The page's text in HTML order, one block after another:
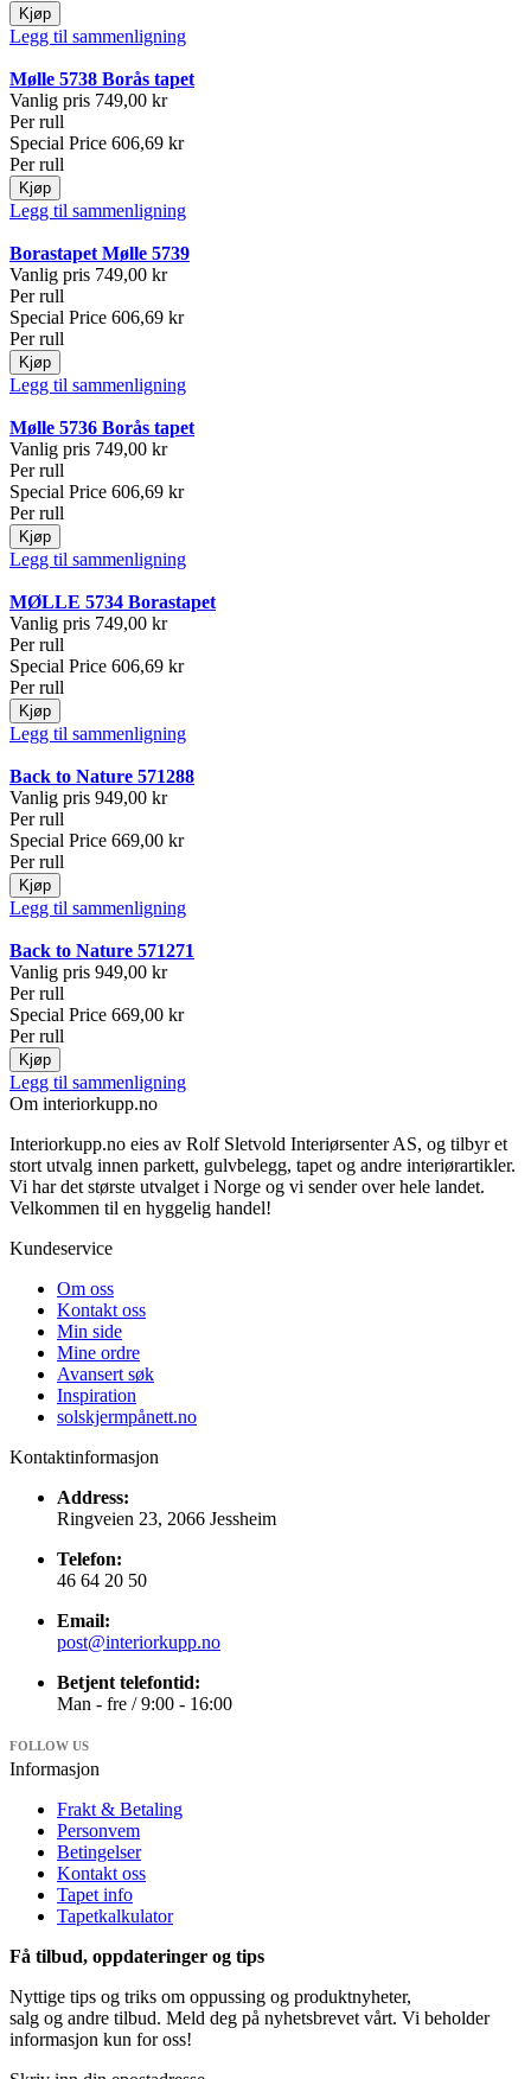
Kjøp
Legg til sammenligning
Mølle 5738 Borås tapet
Vanlig pris 749,00 kr
Per rull
Special Price 606,69 kr
Per rull
Kjøp
Legg til sammenligning
Borastapet Mølle 5739
Vanlig pris 749,00 kr
Per rull
Special Price 606,69 kr
Per rull
Kjøp
Legg til sammenligning
Mølle 5736 Borås tapet
Vanlig pris 749,00 kr
Per rull
Special Price 606,69 kr
Per rull
Kjøp
Legg til sammenligning
MØLLE 5734 Borastapet
Vanlig pris 749,00 kr
Per rull
Special Price 606,69 kr
Per rull
Kjøp
Legg til sammenligning
Back to Nature 571288
Vanlig pris 949,00 kr
Per rull
Special Price 669,00 kr
Per rull
Kjøp
Legg til sammenligning
Back to Nature 571271
Vanlig pris 949,00 kr
Per rull
Special Price 669,00 kr
Per rull
Kjøp
Legg til sammenligning
Om interiorkupp.no
Interiorkupp.no eies av Rolf Sletvold Interiørsenter AS, og tilbyr et
stort utvalg innen parkett, gulvbelegg, tapet og andre interiørartikler.
Vi har det største utvalget i Norge og vi sender over hele landet.
Velkommen til en hyggelig handel!
Kundeservice
Om oss
Kontakt oss
Min side
Mine ordre
Avansert søk
Inspiration
solskjermpånett.no
Kontaktinformasjon
Address:
Ringveien 23, 2066 Jessheim
Telefon:
46 64 20 50
Email:
post@interiorkupp.no
Betjent telefontid:
Man - fre / 9:00 - 16:00
FOLLOW US
Informasjon
Frakt & Betaling
Personvem
Betingelser
Kontakt oss
Tapet info
Tapetkalkulator
Få tilbud, oppdateringer og tips
Nyttige tips og triks om oppussing og produktnyheter,
salg og andre tilbud. Meld deg på nyhetsbrevet vårt. Vi beholder
informasjon kun for oss!